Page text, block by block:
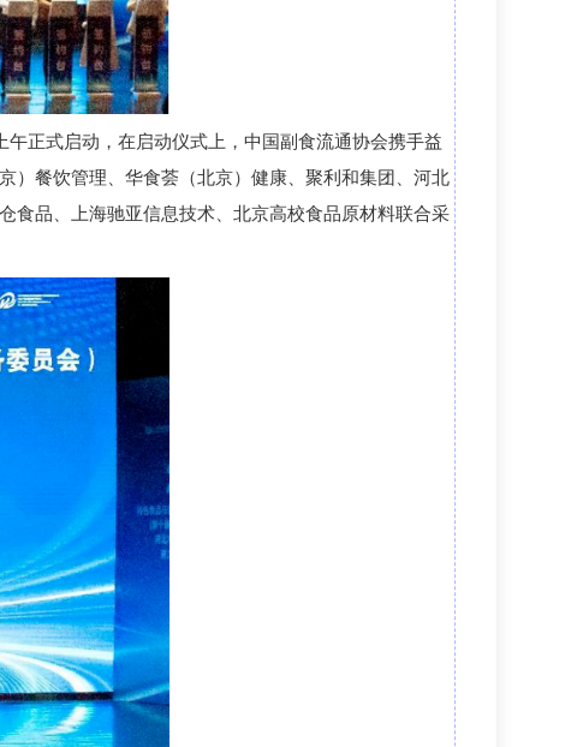
上午正式启动， 在启动仪式上，中国副食流通协会携手益
）餐饮管理、华食荟（北京）健康、聚利和集团、河北
食品、上海驰亚信息技术、北京高校食品原材料联合采